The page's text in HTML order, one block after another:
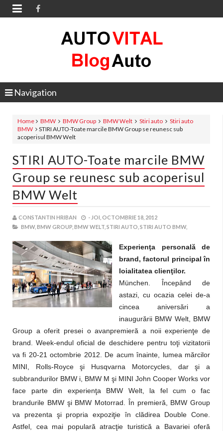

Navigation
Home BMW BMW Group BMW Welt Stiri auto
Stiri auto
BMW
STIRI AUTO-Toate marcile BMW Group se reunesc sub
acoperisul BMW Welt
STIRI AUTO-Toate marcile BMW
Group se reunesc sub acoperisul
BMW Welt
CONSTANTIN HRIBAN - JOI, OCTOMBRIE 18, 2012
BMW, BMW GROUP, BMW WELT, STIRI AUTO, STIRI AUTO BMW,
Experienţa personală de
brand, factorul principal în
loialitatea clienţilor.
München. Începând de
astazi, cu ocazia celei de-a
cincea aniversări a
inaugurării BMW Welt, BMW
Group a oferit presei o avanpremieră a noii experienţe de
brand. Week-endul oficial de deschidere pentru toţi vizitatorii
va fi 20-21 octombrie 2012. De acum înainte, lumea mărcilor
MINI, Rolls-Royce şi Husqvarna Motorcycles, dar şi a
subbrandurilor BMW i, BMW M şi MINI John Cooper Works vor
face parte din experienţa BMW Welt, la fel cum o fac
brandurile BMW şi BMW Motorrad. În premieră, BMW Group
va prezenta şi propria expoziţie în clădirea Double Cone.
Astfel, cea mai populară atracţie turistică a Bavariei oferă